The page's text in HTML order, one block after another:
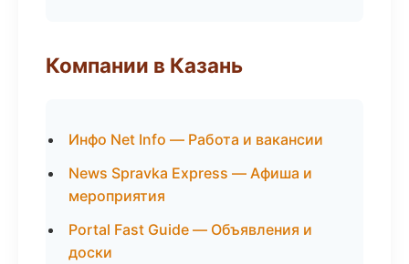
Компании в Казань
Инфо Net Info — Работа и вакансии
News Spravka Express — Афиша и
мероприятия
Portal Fast Guide — Объявления и
доски